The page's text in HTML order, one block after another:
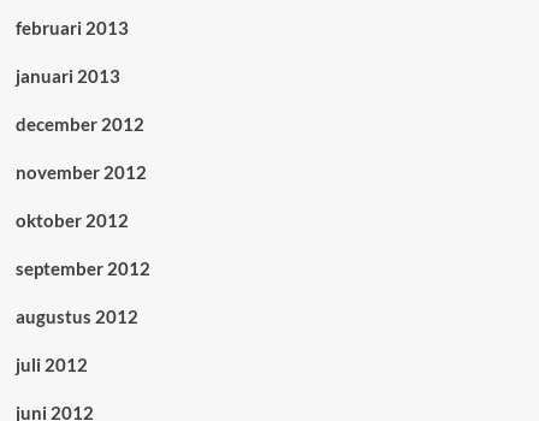
februari 2013
januari 2013
december 2012
november 2012
oktober 2012
september 2012
augustus 2012
juli 2012
juni 2012